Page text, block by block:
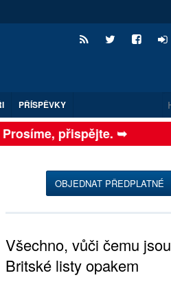
PŘÍSPĚVKY
přispějte. ➥
OBJEDNAT PŘEDPLATNÉ
Všechno, vůči čemu jsou
Britské listy opakem